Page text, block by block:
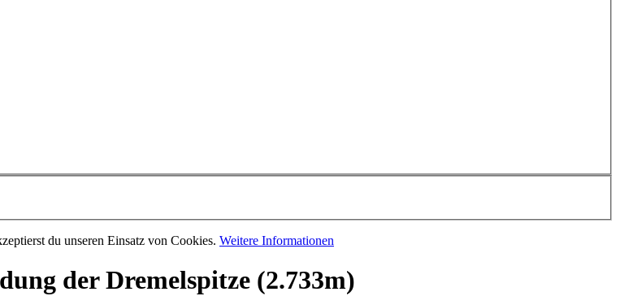
du unseren Einsatz von Cookies. Weitere Informationen
der Dremelspitze (2.733m)